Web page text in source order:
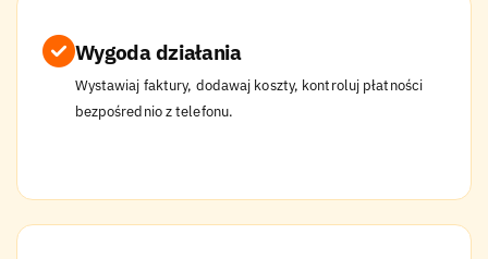
Wygoda działania
Wystawiaj faktury, dodawaj koszty, kontroluj płatności
bezpośrednio z telefonu.